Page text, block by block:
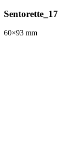
Sentorette_17
60×93 mm